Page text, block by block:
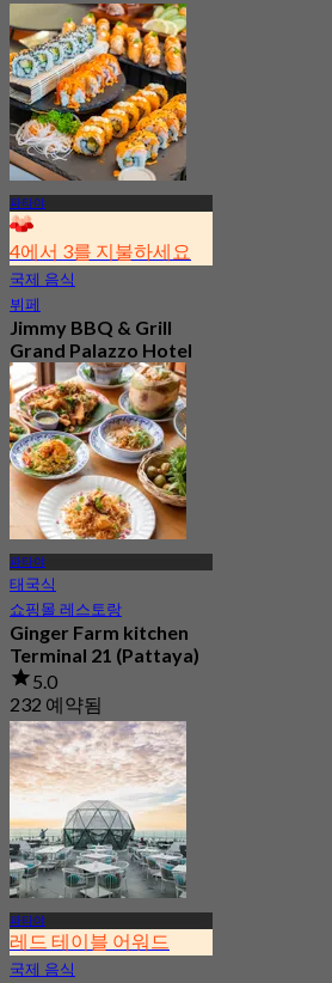
฿ 1,190
파타야
4에서 3를 지불하세요
국제 음식
뷔페
Jimmy BBQ & Grill
Grand Palazzo Hotel
(Pattaya)
4.1
306 예약됨
에서฿ 599.25
파타야
태국식
쇼핑몰 레스토랑
Ginger Farm kitchen
Terminal 21 (Pattaya)
5.0
232 예약됨
에서฿ 622.5
파타야
레드 테이블 어워드
국제 음식